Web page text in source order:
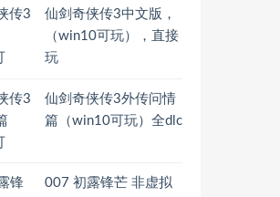
仙剑奇侠传3中文版，
（win10可玩），直接
玩
仙剑奇侠传3外传问情
篇（win10可玩）全dlc
007 初露锋芒 非虚拟